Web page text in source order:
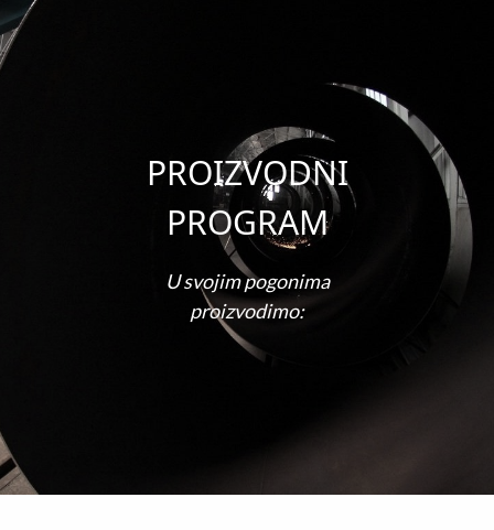
PROIZVODNI
PROGRAM
U svojim pogonima
proizvodimo: